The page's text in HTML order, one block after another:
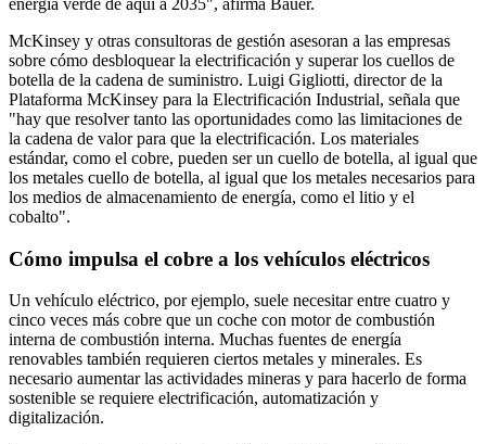
energía verde de aquí a 2035", afirma Bauer.
McKinsey y otras consultoras de gestión asesoran a las empresas
sobre cómo desbloquearla electrificación y superar los cuellos de
botella de la cadena de suministro. Luigi Gigliotti, director de la
Plataforma McKinsey para la Electrificación Industrial, señala que
"hay que resolver tanto las oportunidades como las limitaciones de
la cadena de valor para que la electrificación. Los materiales
estándar, como el cobre, pueden ser un cuello de botella, al igual que
los metales cuello de botella, al igual que los metales necesarios para
los medios de almacenamiento de energía, como el litio y el
cobalto".
Cómo impulsa el cobre a los vehículos eléctricos
Un vehículo eléctrico, por ejemplo, suele necesitar entre cuatro y
cinco veces más cobre que un coche con motor de combustión
interna de combustión interna. Muchas fuentes de energía
renovables también requieren ciertos metales y minerales. Es
necesario aumentar las actividades mineras y para hacerlo de forma
sostenible se requiere electrificación, automatización y
digitalización.